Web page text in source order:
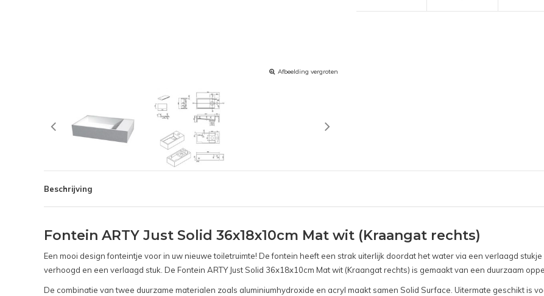
Afbeelding vergroten
Beschrijving
Fontein ARTY Just Solid 36x18x10cm Mat wit (Kraangat rechts)
Een mooi design fonteintje voor in uw nieuwe toiletruimte! De fontein heeft een strak uiterlijk doordat het water via een verlaagd
verhoogd en een verlaagd stuk. De Fontein ARTY Just Solid 36x18x10cm Mat wit (Kraangat rechts) is gemaakt van een duurzaam
De combinatie van twee duurzame materialen zoals aluminiumhydroxide en acryl maakt samen Solid Surface. Uitermate geschikt is